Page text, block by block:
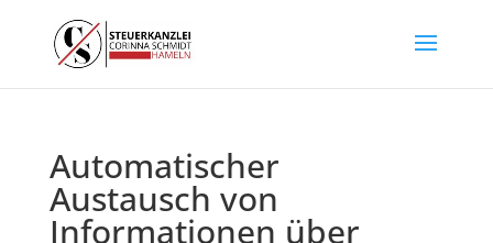
Automatischer
Austausch von
Informationen über